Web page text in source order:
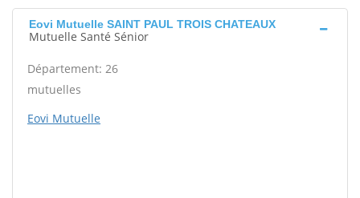
Eovi Mutuelle SAINT PAUL TROIS CHATEAUX
Mutuelle Santé Sénior
Département: 26
mutuelles
Eovi Mutuelle